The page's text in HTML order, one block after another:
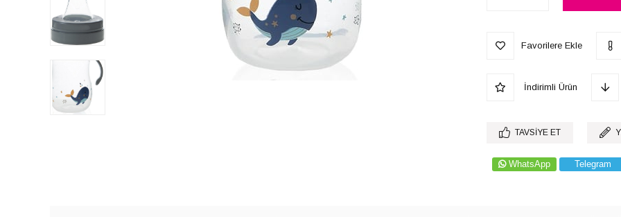
Favorilere Ekle
İndirimli Ürün
TAVSIYE ET
WhatsApp Telegram